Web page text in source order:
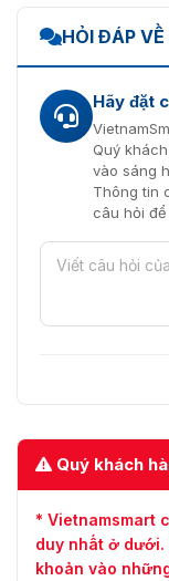
Bảo vệHỎI ĐÁP
Hãy đặt
Quý
vào sáng
Thông tin
câu hỏi
Quý khách
* Vietnamsmart
duy nhất ở dưới.
khoản vào